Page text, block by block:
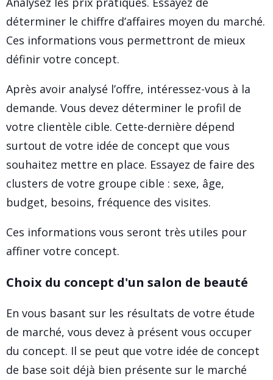
déterminer le chiffre d’affaires moyen du marché.
Ces informations vous permettront de mieux
définir votre concept.
Après avoir analysé l’offre, intéressez-vous à la
demande. Vous devez déterminer le profil de
votre clientèle cible. Cette-dernière dépend
surtout de votre idée de concept que vous
souhaitez mettre en place. Essayez de faire des
clusters de votre groupe cible : sexe, âge,
budget, besoins, fréquence des visites.
Ces informations vous seront très utiles pour
affiner votre concept.
Choix du concept d'un salon de beauté
En vous basant sur les résultats de votre étude
de marché, vous devez à présent vous occuper
du concept. Il se peut que votre idée de concept
de base soit déjà bien présente sur le marché